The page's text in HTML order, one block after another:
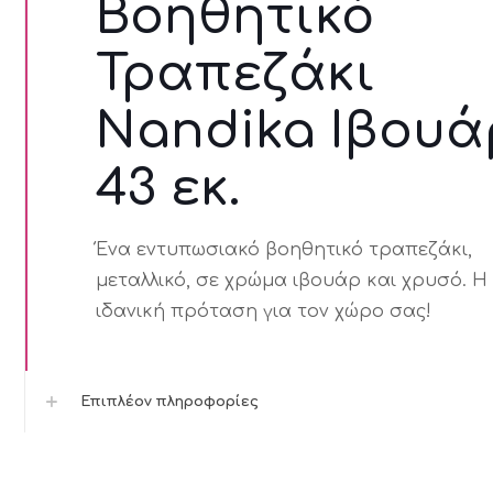
Βοηθητικό
Τραπεζάκι
Nandika
43 εκ.
Ένα εντυπωσιακό βοηθητικό τραπεζάκι,
μεταλλικό, σε χρώμα ιβουάρ και χρυσό. Η
ιδανική πρόταση για τον χώρο σας!
Επιπλέον πληροφορίες